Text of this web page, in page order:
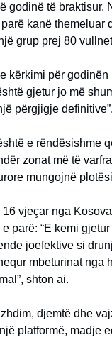
godinë të braktisur.
kanë themeluar
grup prej 80
kërkimi për
gjetur jo më
përgjigje definitive”.
e rëndësishme
zonat më të
mungojnë
vjeçar nga
e parë: “E kemi
joefektive si
mbeturinat nga
shton ai.
djemtë dhe
platformë, madje